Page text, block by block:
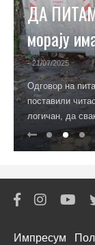
ДА
морају
- 21/07/2025
Одговор на
поставили
логичан, да
Импресум